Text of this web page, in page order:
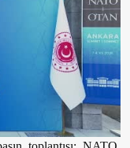
toplantısı: NATO